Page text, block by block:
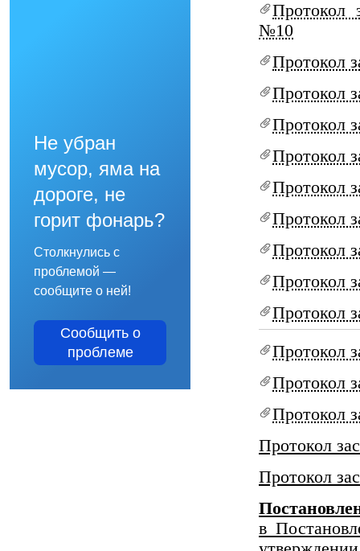
Не убран
мусор, яма на
дороге, не
горит фонарь?
Столкнулись с
проблемой —
сообщите о ней!
Сообщить о
проблеме
Протокол
№10
Протокол
Протокол
Протокол
Протокол
Протокол
Протокол
Протокол
Протокол
Протокол
Протокол
Протокол
Протокол
Протокол
Протокол
в